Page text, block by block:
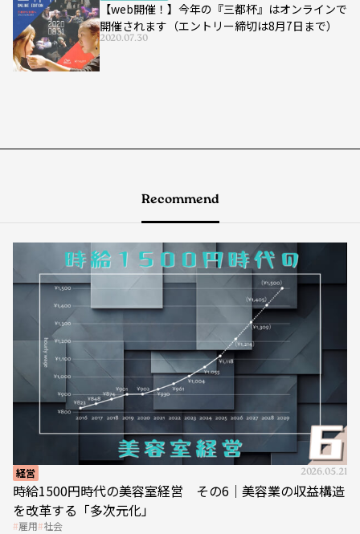
【web開催！】今年の『三都杯』はオンラインで
開催されます（エントリー締切は8月7日まで）
2020.07.30
Recommend
経営 2026.05.21
時給1500円時代の美容室経営 その6｜美容業の収益構造
を改革する「多次元化」
雇用 社会